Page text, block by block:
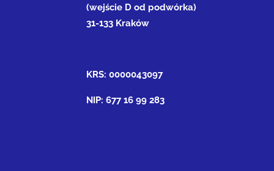
(wejście D od podwórka)
31-133 Kraków
KRS: 0000043097
NIP: 677 16 99 283